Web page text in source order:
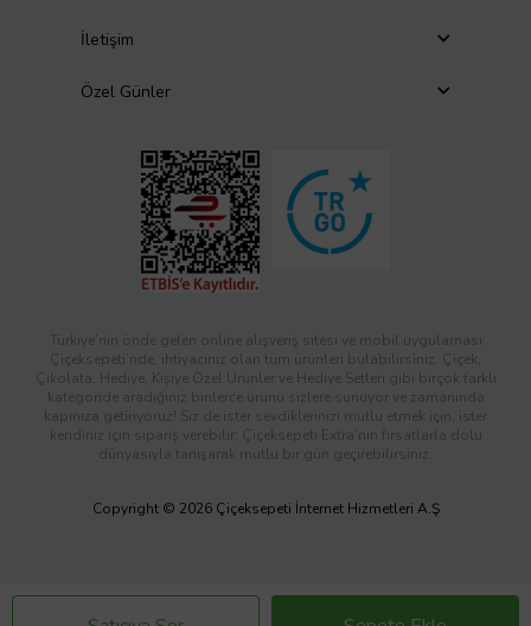
İletişim
Özel Günler
Türkiye’nin önde gelen online alışveriş sitesi ve mobil uygulaması
Çiçeksepeti’nde, ihtiyacınız olan tüm ürünleri bulabilirsiniz. Çiçek,
Çikolata, Hediye, Kişiye Özel Ürünler ve Hediye Setleri gibi birçok farklı
kategoride aradığınız binlerce ürünü sizlere sunuyor ve zamanında
kapınıza getiriyoruz! Siz de ister sevdiklerinizi mutlu etmek için, ister
kendiniz için sipariş verebilir; Çiçeksepeti Extra’nın fırsatlarla dolu
dünyasıyla tanışarak mutlu bir gün geçirebilirsiniz.
Copyright © 2026 Çiçeksepeti İnternet Hizmetleri A.Ş